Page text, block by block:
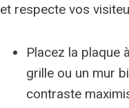
et respecte vos
Placez la plaque
grille ou un mur
contraste